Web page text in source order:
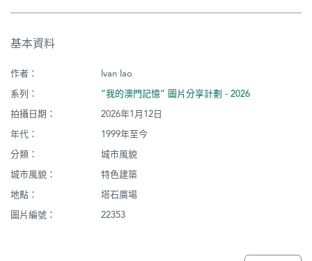
街
基本資料
作者：
Ivan Iao
系列：
“我的澳門記憶” 圖片分享計劃 - 2026
拍攝日期：
2026年1月12日
年代：
1999年至今
分類：
城市風貌
城市風貌：
特色建築
地點：
塔石廣場
圖片編號：
22353